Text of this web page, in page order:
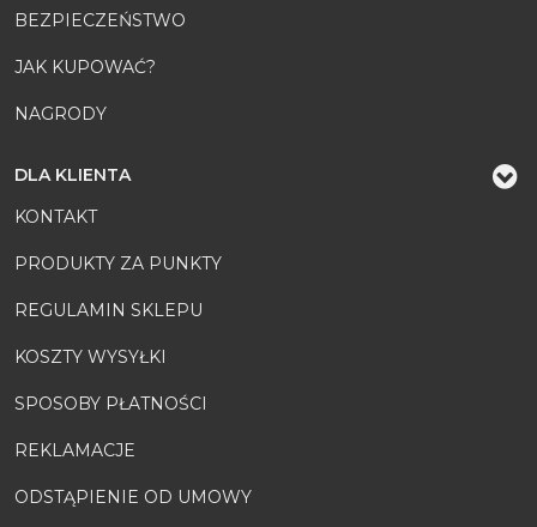
BEZPIECZEŃSTWO
JAK KUPOWAĆ?
NAGRODY
DLA KLIENTA
KONTAKT
PRODUKTY ZA PUNKTY
REGULAMIN SKLEPU
KOSZTY WYSYŁKI
SPOSOBY PŁATNOŚCI
REKLAMACJE
ODSTĄPIENIE OD UMOWY